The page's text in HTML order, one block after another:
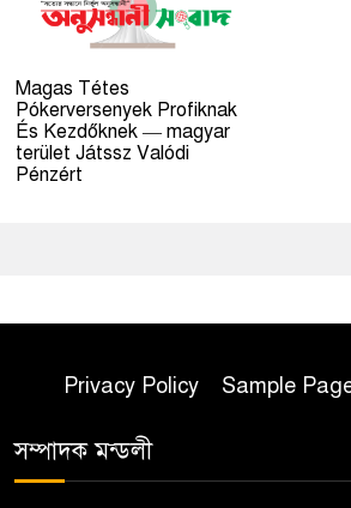
Magas Tétes
Pókerversenyek Profiknak
És Kezdőknek — magyar
terület Játssz Valódi
Pénzért
Privacy Policy Sample
সম্পাদক মন্ডলী